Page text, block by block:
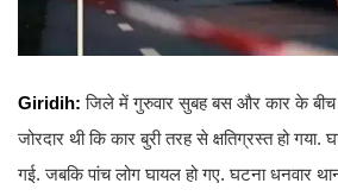
Giridih: जिले में गुरुवार सुबह बस और कार के बीच
जोरदार थी कि कार बुरी तरह से क्षतिग्रस्त हो गया.
गई. जबकि पांच लोग घायल हो गए. घटना धनवार